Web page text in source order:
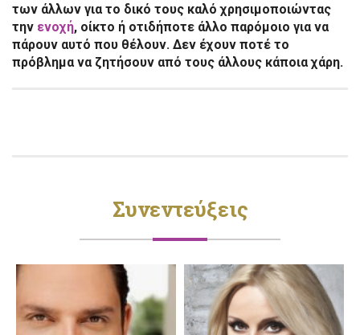
των άλλων για το δικό τους καλό χρησιμοποιώντας
την ενοχή, οίκτο ή οτιδήποτε άλλο παρόμοιο για να
πάρουν αυτό που θέλουν. Δεν έχουν ποτέ το
πρόβλημα να ζητήσουν από τους άλλους κάποια χάρη.
Συνεντεύξεις